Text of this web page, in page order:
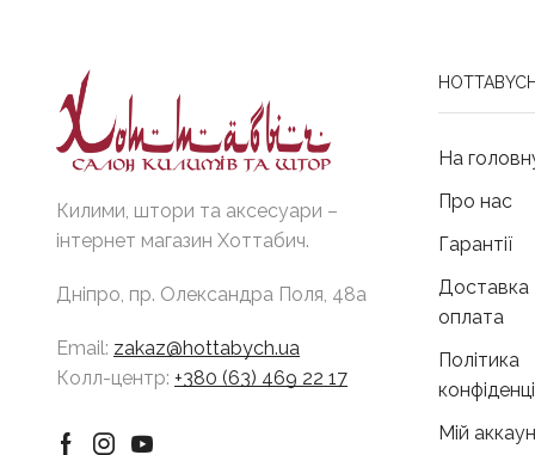
Килими, штори та аксесуари –
інтернет магазин Хоттабич.
Дніпро, пр. Олександра Поля, 48а
Email: zakaz@hottabych.ua
Колл-центр: +380 (63) 469 22 17
На
Про нас
Гарантії
Доставка
оплата
Політика
Мій